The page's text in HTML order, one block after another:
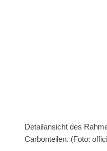
Detailansicht des
Carbonteilen. (Foto: